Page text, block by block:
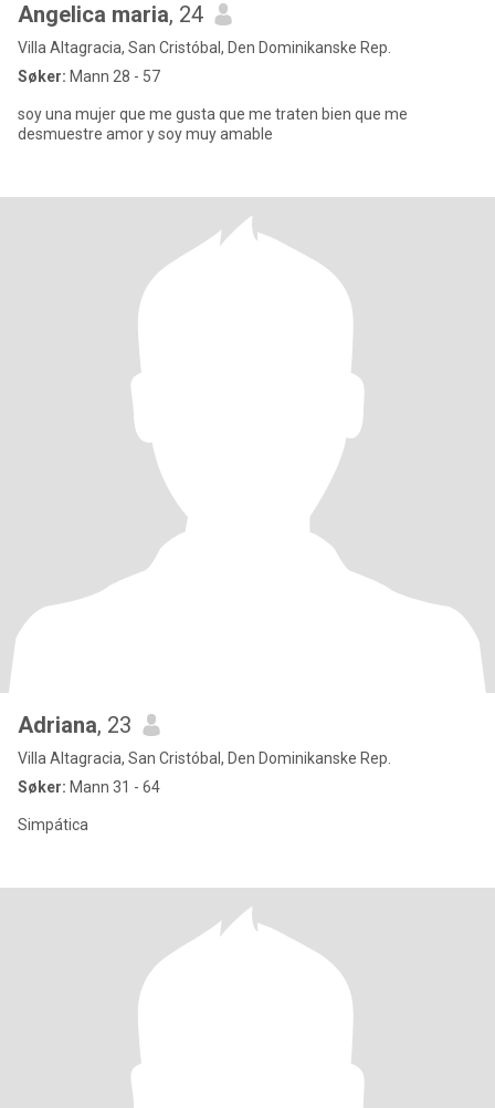
Angelica maria, 24
Villa Altagracia, San Cristóbal, Den Dominikanske Rep.
Søker: Mann 28 - 57
soy una mujer que me gusta que me traten bien que me
desmuestre amor y soy muy amable
Adriana, 23
Villa Altagracia, San Cristóbal, Den Dominikanske Rep.
Søker: Mann 31 - 64
Simpática